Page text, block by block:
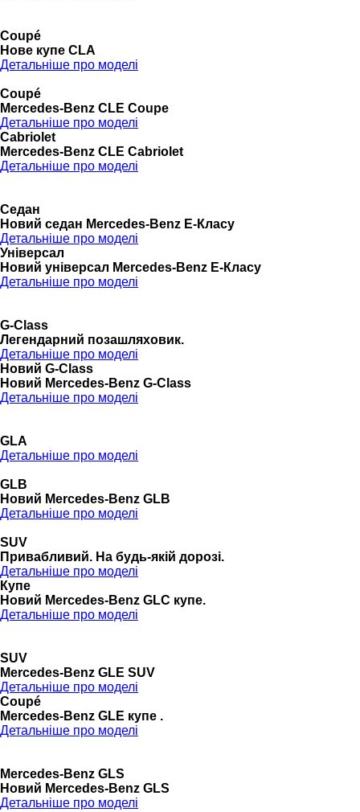
Coupé
Нове купе CLA
Детальніше про моделі
Coupé
Mercedes-Benz CLE Coupe
Детальніше про моделі
Cabriolet
Mercedes-Benz CLE Cabriolet
Детальніше про моделі
Седан
Новий седан Mercedes-Benz Е-Класу
Детальніше про моделі
Універсал
Новий універсал Mercedes-Benz E-Класу
Детальніше про моделі
G-Class
Легендарний позашляховик.
Детальніше про моделі
Новий G-Class
Новий Mercedes-Benz G-Class
Детальніше про моделі
GLA
Детальніше про моделі
GLB
Новий Mercedes-Benz GLB
Детальніше про моделі
SUV
Привабливий. На будь-якій дорозі.
Детальніше про моделі
Купе
Новий Mercedes-Benz GLС купе.
Детальніше про моделі
SUV
Mercedes-Benz GLE SUV
Детальніше про моделі
Coupé
Mercedes-Benz GLE купе .
Детальніше про моделі
Mercedes-Benz GLS
Новий Mercedes-Benz GLS
Детальніше про моделі